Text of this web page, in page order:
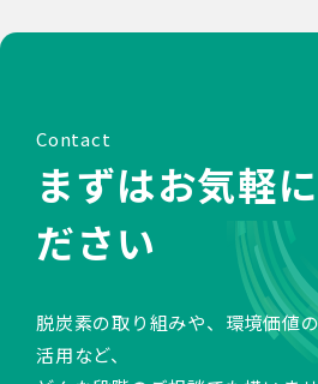
Contact
まずはお気軽
ださい
脱炭素の取り組みや、環境価値
活用など、